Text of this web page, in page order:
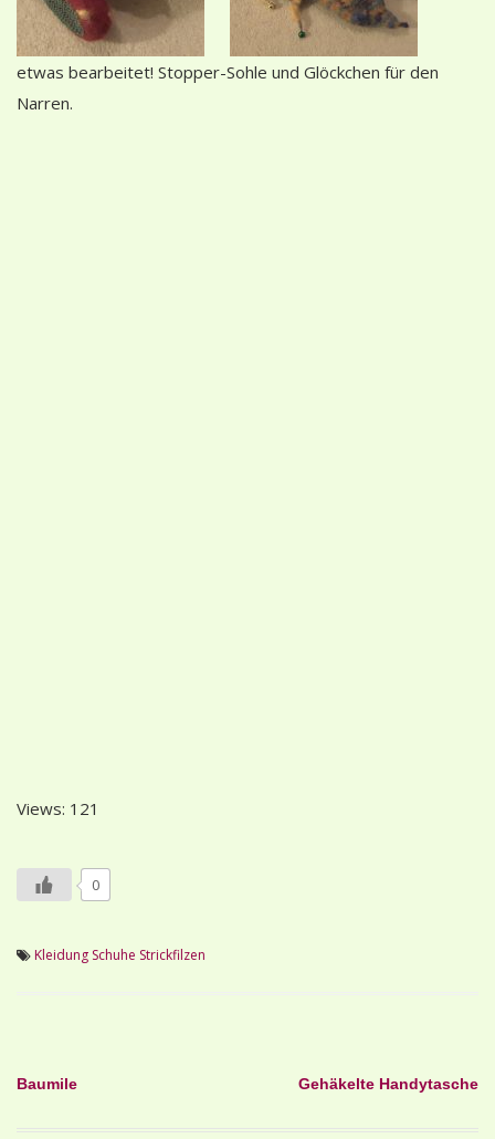
etwas bearbeitet! Stopper-Sohle und Glöckchen für den
Narren.
Views: 121
0
Kleidung Schuhe Strickfilzen
Beitragsnavigation
Baumile Gehäkelte Handytasche